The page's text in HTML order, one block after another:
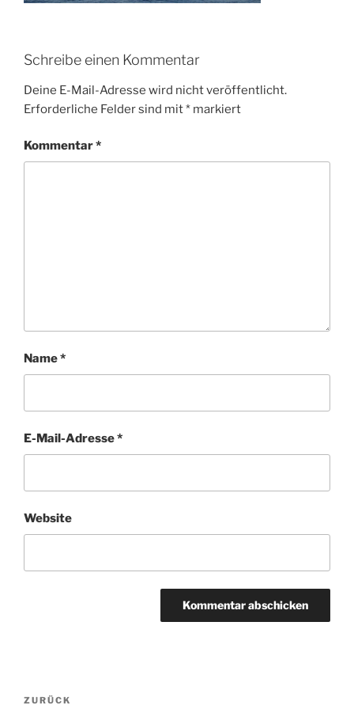
Schreibe einen Kommentar
Deine E-Mail-Adresse wird nicht veröffentlicht.
Erforderliche Felder sind mit* markiert
Kommentar*
Name*
E-Mail-Adresse*
Website
Beitragsnavigation
Vorheriger
ZURÜCK